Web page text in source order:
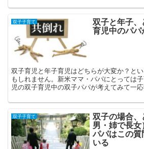
双子子育て 双子と年子
育児中のパパ
双子育児と年子育児はどちらが大変か？と
もしれません。新米ママ・パパにとっては
児の双子育児中の双子パパが考えてみて一
双子子育て 双子の場合
男・姉で長
パパはこの
いる